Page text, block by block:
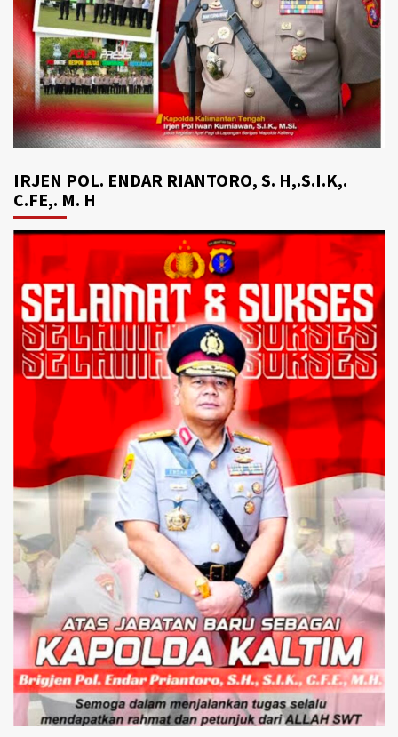
IRJEN POL. ENDAR RIANTORO, S. H,.S.I.K,.
C.FE,. M. H